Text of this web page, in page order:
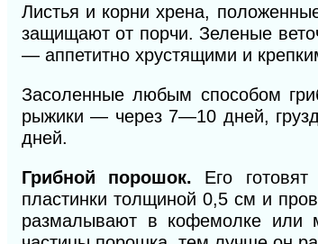
Листья и корни хрена,
защищают от порчи. Зеленые
— аппетитно хрустящими и
Засоленные любым способом
рыжики — через 7—10 дней,
дней.
Грибной порошок. Его
пластинки толщиной 0,5 см и
размалывают в кофемолке или